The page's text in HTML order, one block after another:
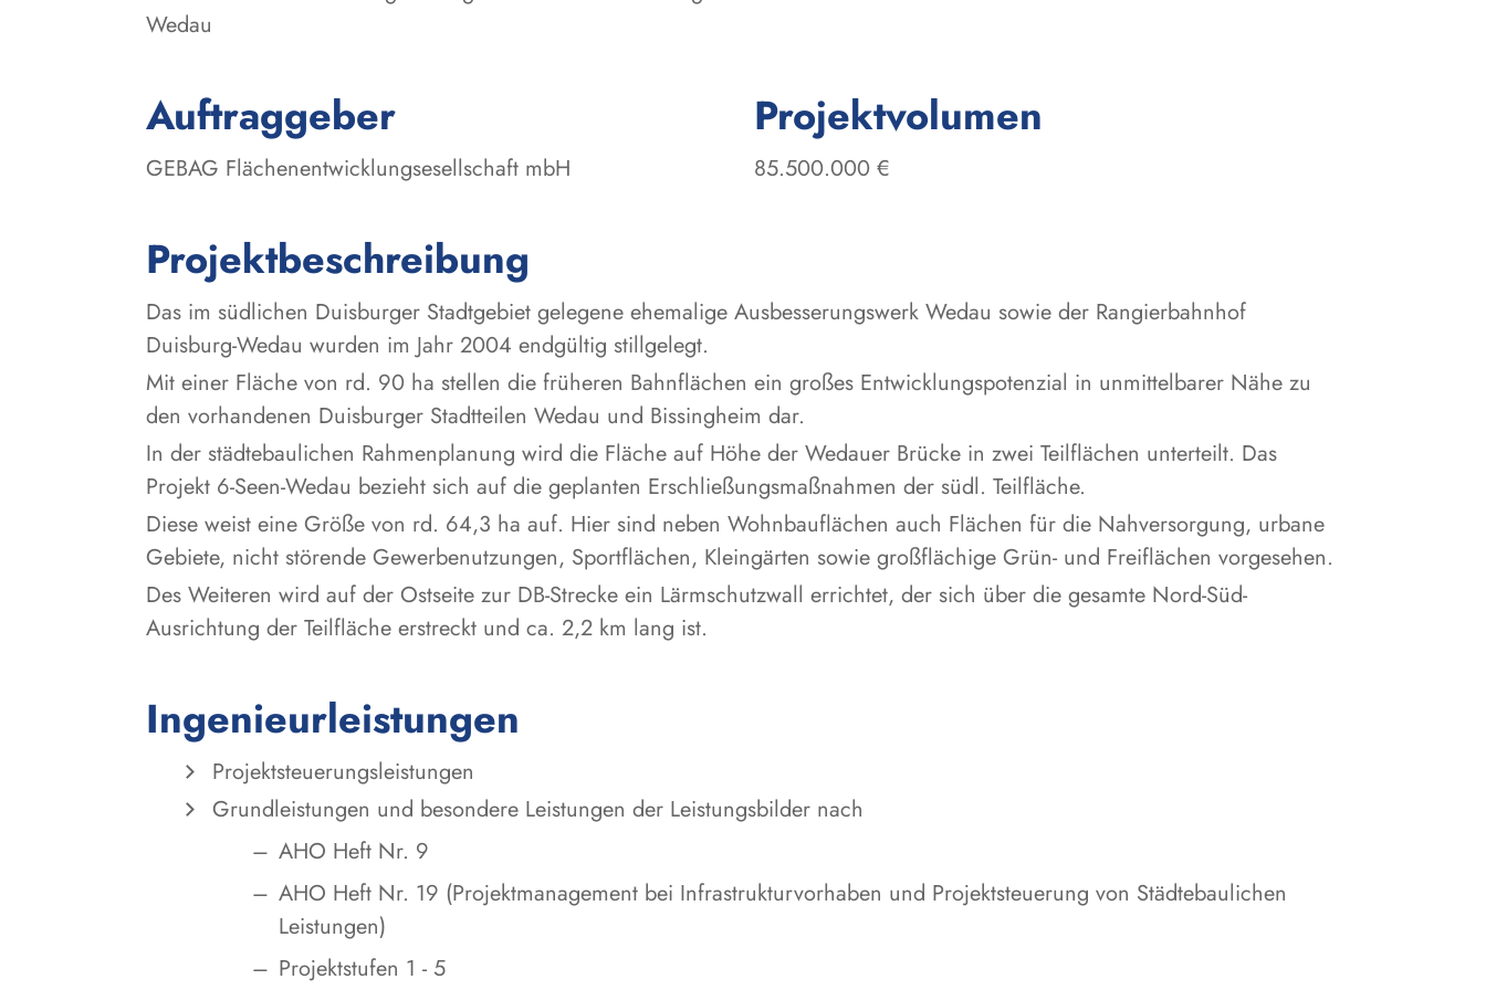
Wedau
Auftraggeber
GEBAG Flächenentwicklungsesellschaft mbH
Projektvolumen
85.500.000 €
Projektbeschreibung
Das im südlichen Duisburger Stadtgebiet gelegene ehemalige Ausbesserungswerk Wedau sowie der Rangierbahnhof
Duisburg-Wedau wurden im Jahr 2004 endgültig stillgelegt.
Mit einer Fläche von rd. 90 ha stellen die früheren Bahnflächen ein großes Entwicklungspotenzial in unmittelbarer Nähe zu
den vorhandenen Duisburger Stadtteilen Wedau und Bissingheim dar.
In der städtebaulichen Rahmenplanung wird die Fläche auf Höhe der Wedauer Brücke in zwei Teilflächen unterteilt. Das
Projekt 6-Seen-Wedau bezieht sich auf die geplanten Erschließungsmaßnahmen der südl. Teilfläche.
Diese weist eine Größe von rd. 64,3 ha auf. Hier sind neben Wohnbauflächen auch Flächen für die Nahversorgung, urbane
Gebiete, nicht störende Gewerbenutzungen, Sportflächen, Kleingärten sowie großflächige Grün- und Freiflächen vorgesehen.
Des Weiteren wird auf der Ostseite zur DB-Strecke ein Lärmschutzwall errichtet, der sich über die gesamte Nord-Süd-
Ausrichtung der Teilfläche erstreckt und ca. 2,2 km lang ist.
Ingenieurleistungen
Projektsteuerungsleistungen
Grundleistungen und besondere Leistungen der Leistungsbilder nach
AHO Heft Nr. 9
AHO Heft Nr. 19 (Projektmanagement bei Infrastrukturvorhaben und Projektsteuerung von Städtebaulichen
Leistungen)
Projektstufen 1 - 5